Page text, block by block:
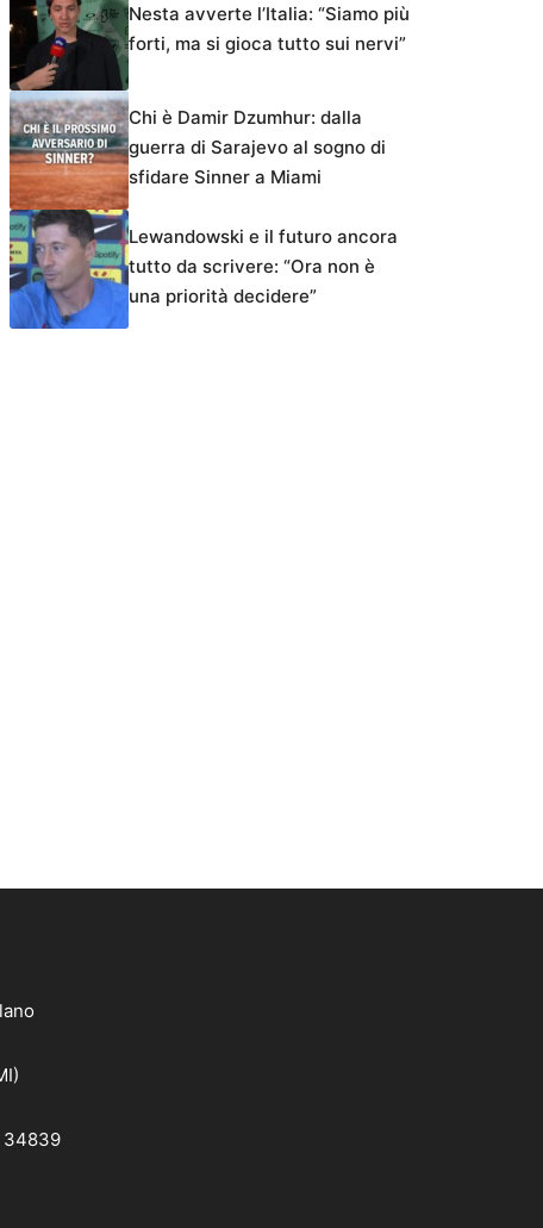
Nesta avverte l’Italia: “Siamo più
forti, ma si gioca tutto sui nervi”
Chi è Damir Dzumhur: dalla
guerra di Sarajevo al sogno di
sfidare Sinner a Miami
Lewandowski e il futuro ancora
tutto da scrivere: “Ora non è
una priorità decidere”
34839